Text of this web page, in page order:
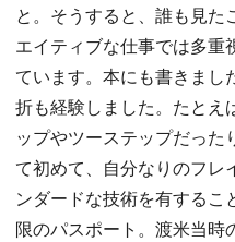
と。そうすると、誰も見た
エイティブな仕事では多重
ています。本にも書きまし
折も経験しました。たとえ
ップやツーステップだった
て初めて、自分なりのフレ
ンダードな技術を有する
限のパスポート。渡米当時